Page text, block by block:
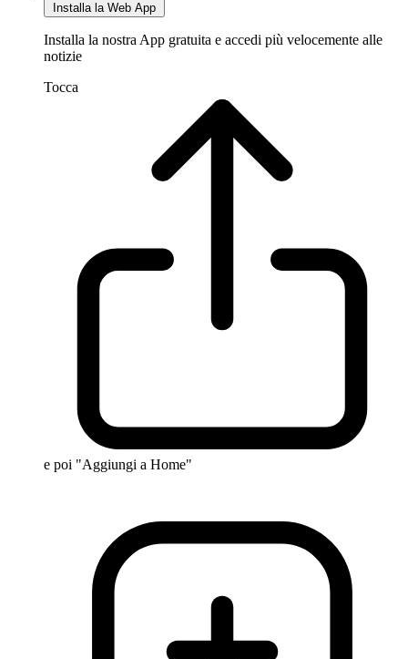
Installa la Web App
Installa la nostra App gratuita e accedi più velocemente alle
notizie
Tocca
e poi "Aggiungi a Home"